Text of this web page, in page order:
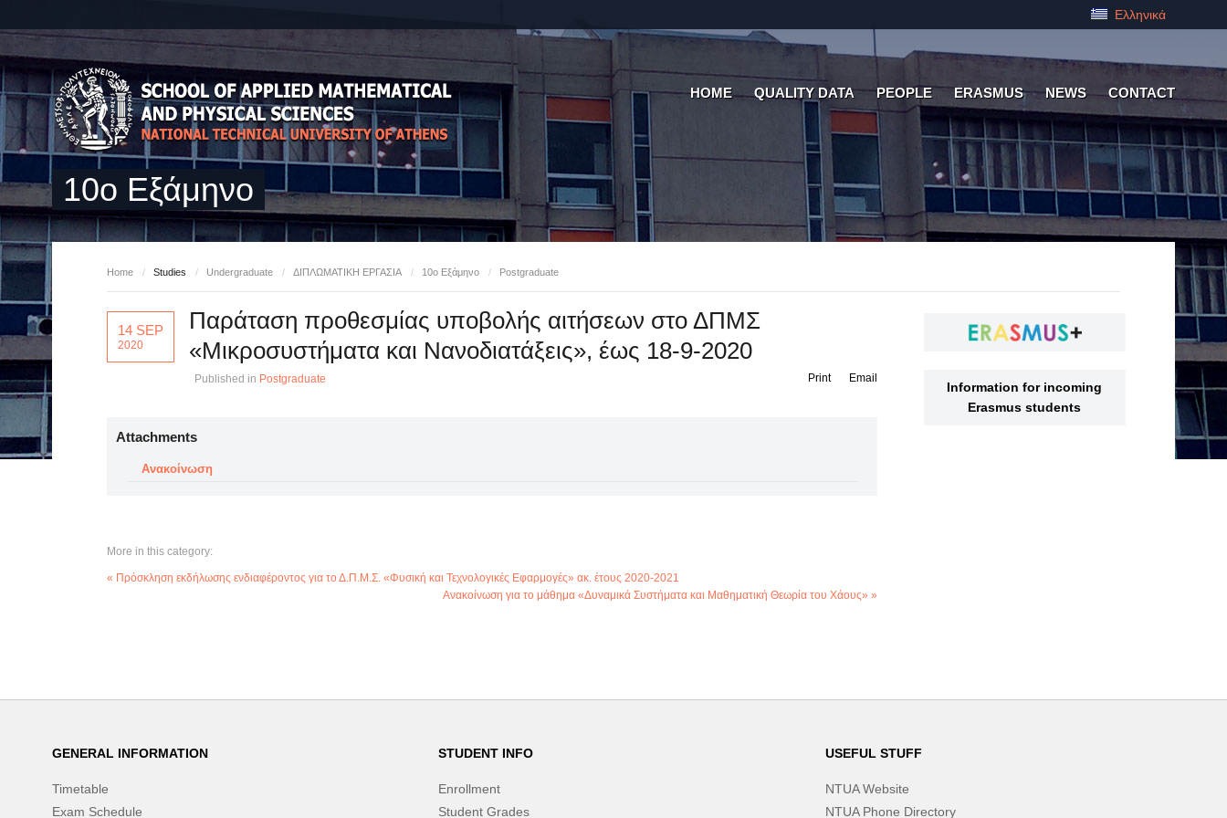
Ελληνικά
HOME QUALITY DATA PEOPLE ERASMUS NEWS CONTACT
10ο Εξάμηνο
Home / Studies / Undergraduate / ΔΙΠΛΩΜΑΤΙΚΗ ΕΡΓΑΣΙΑ / 10ο Εξάμηνο / Postgraduate
14 SEP
2020
Παράταση προθεσμίας υποβολής αιτήσεων στο ΔΠΜΣ
«Μικροσυστήματα και Νανοδιατάξεις», έως 18-9-2020
Published in Postgraduate Email
Print
Attachments
Ανακοίνωση
More in this category:
« Πρόσκληση εκδήλωσης ενδιαφέροντος για το Δ.Π.Μ.Σ. «Φυσική και Τεχνολογικές Εφαρμογές» ακ. έτους 2020-2021
Ανακοίνωση για το μάθημα «Δυναμικά Συστήματα και Μαθηματική Θεωρία του Χάους» »
Information for incoming
Erasmus students
GENERAL INFORMATION
Timetable
Exam Schedule
STUDENT INFO
Enrollment
Student Grades
USEFUL STUFF
NTUA Website
NTUA Phone Directory